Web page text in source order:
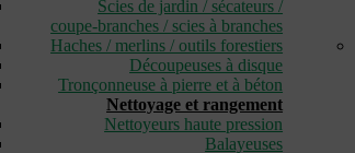
Scies de jardin / sécateurs /
coupe-branches / scies à branches
Haches / merlins / outils forestiers
Découpeuses à disque
Tronçonneuse à pierre et à béton
Nettoyage et rangement
Nettoyeurs haute pression
Balayeuses